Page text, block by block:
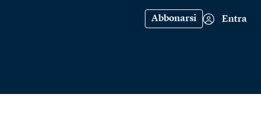
Abbonarsi Entra